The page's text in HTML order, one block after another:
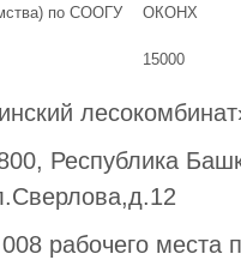
по СООГУ
ОКОНХ
15000
Республика
рабочего места